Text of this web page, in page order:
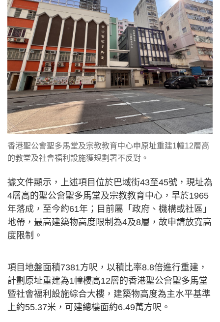
香港聖公會聖多馬堂及宗教教育中心申原址重建1幢12層高
的教堂及社會福利設施獲規劃署不反對。
據文件顯示，上述項目位於巴域街43至45號，現址為
4層高的聖公會聖多馬堂及宗教教育中心，早於1965
年落成，至今約61年；目前屬「政府、機構或社區」
地帶，最高建築物高度限制為4及8層，故申請放寬高
度限制。
項目地盤面積7381方呎，以積比率8.8倍進行重建，
計劃原址重建為1幢樓高12層的香港聖公會聖多馬堂
暨社會福利設施綜合大樓，建築物高度為主水平基準
上約55.37米，可建總樓面約6.49萬方呎。